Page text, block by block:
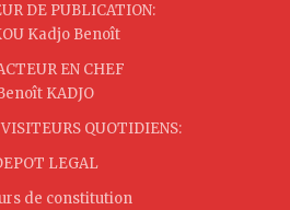
DE PUBLICATION:
Kadjo Benoît
EN CHEF
KADJO
QUOTIDIENS:
LEGAL
de constitution